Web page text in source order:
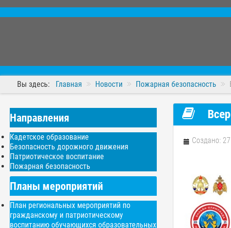
Вы здесь: Главная Новости Пожарная безопасность
Направления
Кадетское образование
Безопасность дорожного движения
Патриотическое воспитание
Пожарная безопасность
Планы мероприятий
План региональных мероприятий по
гражданскому и патриотическому
воспитанию обучающихся образовательных
Создано: